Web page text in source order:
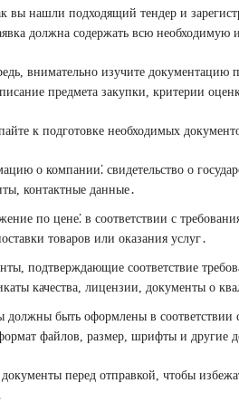
вы нашли подходящий тендер и
должна содержать всю
внимательно изучите документацию
предмета закупки, критерии
к подготовке необходимых
о компании⁚ свидетельство о
контактные данные․
по цене⁚ в соответствии с
товаров или оказания услуг․
подтверждающие соответствие
качества, лицензии, документы о
должны быть оформлены в соответствии
файлов, размер, шрифты и другие
документы перед отправкой, чтобы